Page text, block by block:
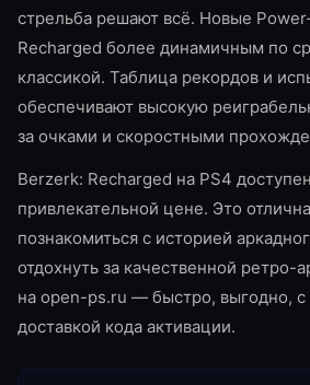
стрельба решают всё. Новые
Recharged более динамичным по
классикой. Таблица рекордов и
обеспечивают высокую
за очками и скоростными
Berzerk: Recharged на PS4
привлекательной цене. Это
познакомиться с историей
отдохнуть за качественной ретро-
на open-ps.ru — быстро, выгодно, с
доставкой кода активации.